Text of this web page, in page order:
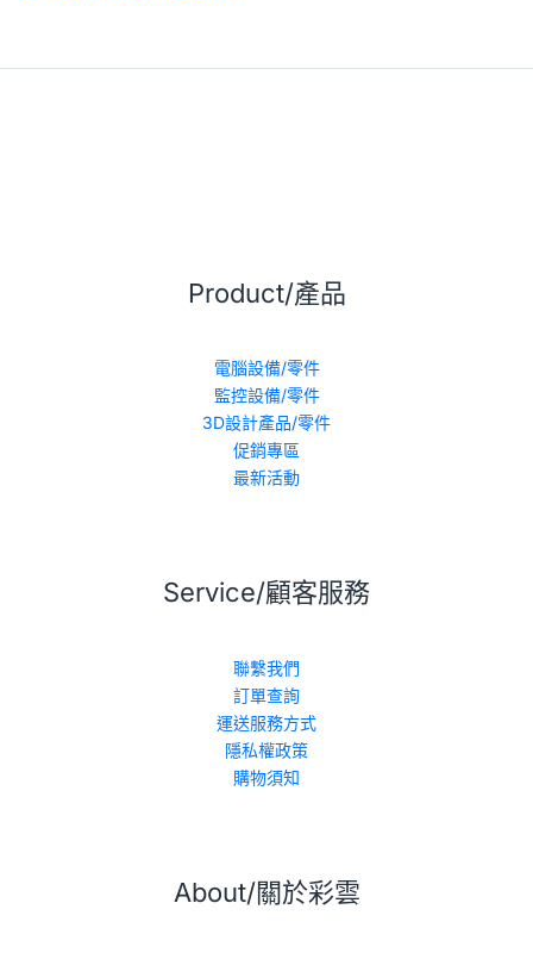
Product/產品
電腦設備/零件
監控設備/零件
3D設計產品/零件
促銷專區
最新活動
Service/顧客服務
聯繫我們
訂單查詢
運送服務方式
隱私權政策
購物須知
About/關於彩雲